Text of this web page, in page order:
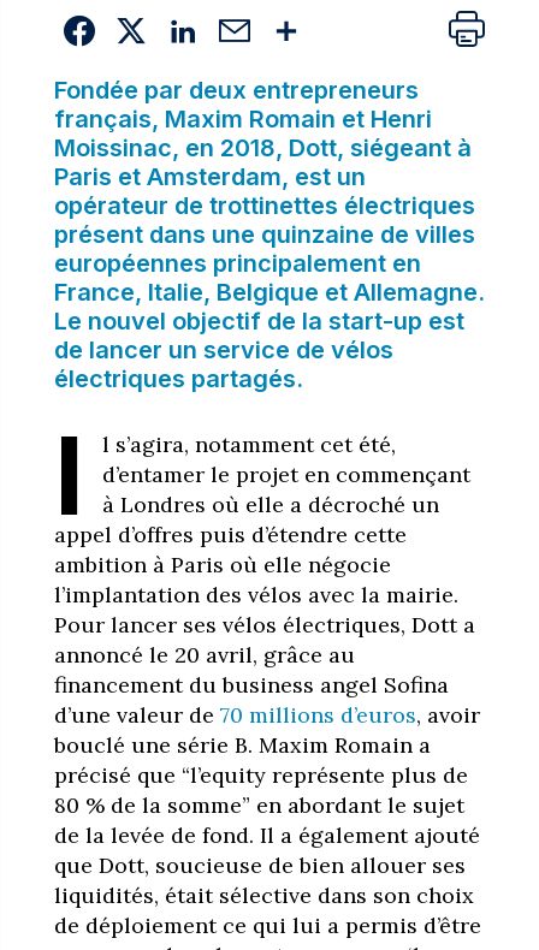
Fondée par deux entrepreneurs
français, Maxim Romain et Henri
Moissinac, en 2018, Dott, siégeant à
Paris et Amsterdam, est un
opérateur de trottinettes électriques
présent dans une quinzaine de villes
européennes principalement en
France, Italie, Belgique et Allemagne.
Le nouvel objectif de la start-up est
de lancer un service de vélos
électriques partagés.
I
l s’agira, notamment cet été,
d’entamer le projet en commençant
à Londres où elle a décroché un
appel d’offres puis d’étendre cette
ambition à Paris où elle négocie
l’implantation des vélos avec la mairie.
Pour lancer ses vélos électriques, Dott a
annoncé le 20 avril, grâce au
financement du business angel Sofina
d’une valeur de 70 millions d’euros, avoir
bouclé une série B. Maxim Romain a
précisé que “l’equity représente plus de
80 % de la somme” en abordant le sujet
de la levée de fond. Il a également ajouté
que Dott, soucieuse de bien allouer ses
liquidités, était sélective dans son choix
de déploiement ce qui lui a permis d’être